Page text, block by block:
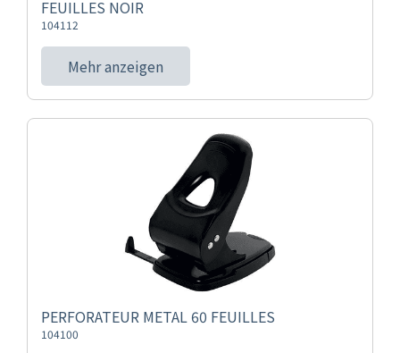
FEUILLES NOIR
104112
Mehr anzeigen
PERFORATEUR METAL 60 FEUILLES
104100